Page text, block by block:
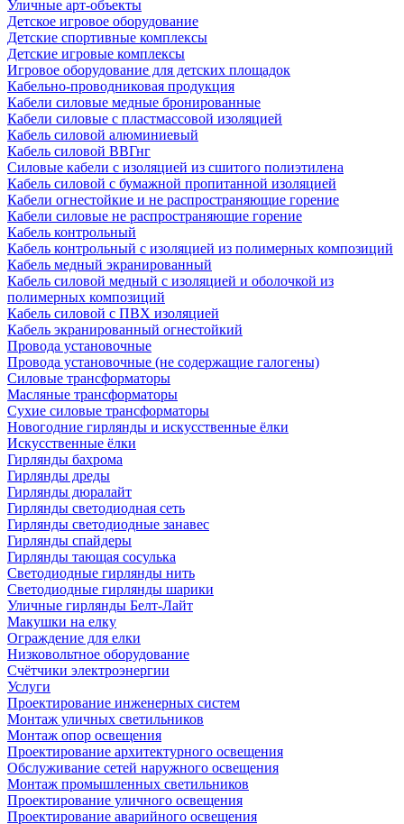
Уличные арт-объекты
Детское игровое оборудование
Детские спортивные комплексы
Детские игровые комплексы
Игровое оборудование для детских площадок
Кабельно-проводниковая продукция
Кабели силовые медные бронированные
Кабели силовые с пластмассовой изоляцией
Кабель силовой алюминиевый
Кабель силовой ВВГнг
Силовые кабели с изоляцией из сшитого полиэтилена
Кабель силовой с бумажной пропитанной изоляцией
Кабели огнестойкие и не распространяющие горение
Кабели силовые не распространяющие горение
Кабель контрольный
Кабель контрольный с изоляцией из полимерных композиций
Кабель медный экранированный
Кабель силовой медный с изоляцией и оболочкой из
полимерных композиций
Кабель силовой с ПВХ изоляцией
Кабель экранированный огнестойкий
Провода установочные
Провода установочные (не содержащие галогены)
Силовые трансформаторы
Масляные трансформаторы
Сухие силовые трансформаторы
Новогодние гирлянды и искусственные ёлки
Искусственные ёлки
Гирлянды бахрома
Гирлянды дреды
Гирлянды дюралайт
Гирлянды светодиодная сеть
Гирлянды светодиодные занавес
Гирлянды спайдеры
Гирлянды тающая сосулька
Светодиодные гирлянды нить
Светодиодные гирлянды шарики
Уличные гирлянды Белт-Лайт
Макушки на елку
Ограждение для елки
Низковольтное оборудование
Счётчики электроэнергии
Услуги
Проектирование инженерных систем
Монтаж уличных светильников
Монтаж опор освещения
Проектирование архитектурного освещения
Обслуживание сетей наружного освещения
Монтаж промышленных светильников
Проектирование уличного освещения
Проектирование аварийного освещения